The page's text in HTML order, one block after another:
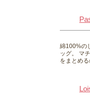
綿100%の
ッグ。 マ
をまとめ